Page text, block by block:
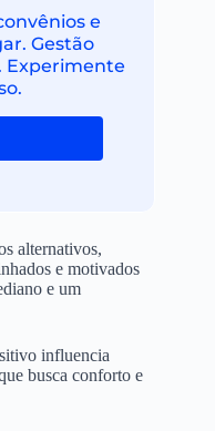
e
Gestão
Experimente
alternativos,
e motivados
e um
influencia
busca conforto e